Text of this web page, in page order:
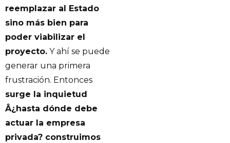
reemplazar al Estado
sino más bien para
poder viabilizar el
proyecto. Y ahí se puede
generar una primera
frustración. Entonces
surge la inquietud
Â¿hasta dónde debe
actuar la empresa
privada? construimos